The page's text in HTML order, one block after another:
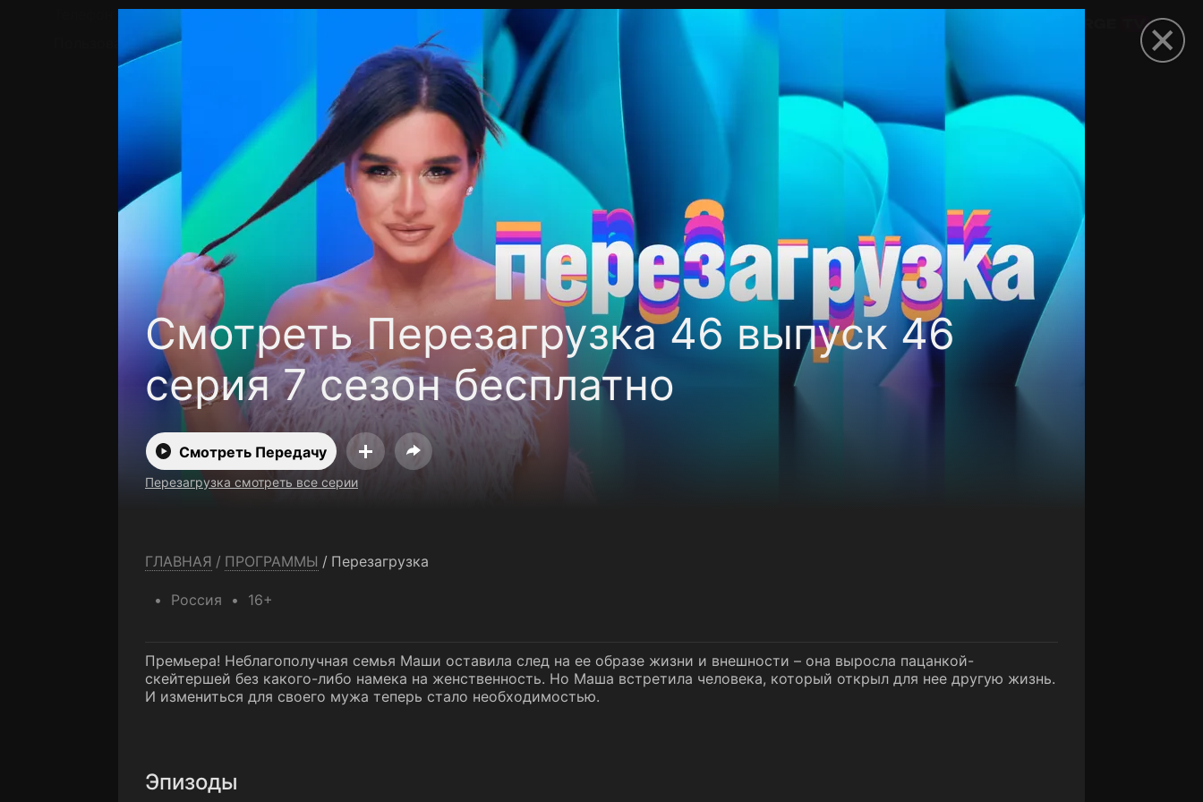
Смотреть Перезагрузка 46 выпуск 46
серия 7 сезон бесплатно
Смотреть Передачу
Перезагрузка смотреть все серии
ГЛАВНАЯ / ПРОГРАММЫ / Перезагрузка
Россия 16+
Премьера! Неблагополучная семья Маши оставила след на ее образе жизни и внешности – она выросла пацанкой-
скейтершей без какого-либо намека на женственность. Но Маша встретила человека, который открыл для нее другую жизнь.
И измениться для своего мужа теперь стало необходимостью.
Эпизоды
Телефон поддержки:+7 (727) 323 10 92
Пользовательское соглашение
Политика конфиденциальности Открыть приложение